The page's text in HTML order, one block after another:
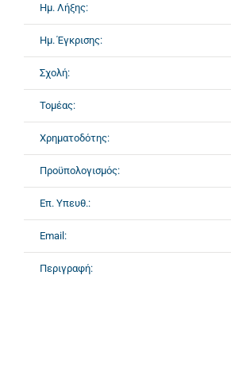
Ημ. Λήξης:
Ημ. Έγκρισης:
Σχολή:
Τομέας:
Χρηματοδότης:
Προϋπολογισμός:
Επ. Υπευθ.:
Email:
Περιγραφή: